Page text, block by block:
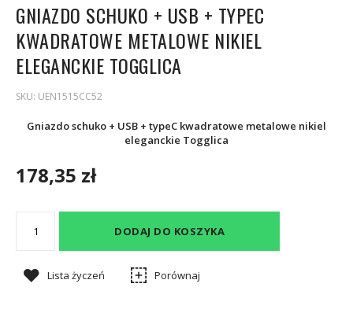
GNIAZDO SCHUKO + USB + TYPEC
KWADRATOWE METALOWE NIKIEL
ELEGANCKIE TOGGLICA
SKU: UEN1515CC52
Gniazdo schuko + USB + typeC kwadratowe metalowe nikiel
eleganckie Togglica
178,35 zł
DODAJ DO KOSZYKA
Lista życzeń Porównaj